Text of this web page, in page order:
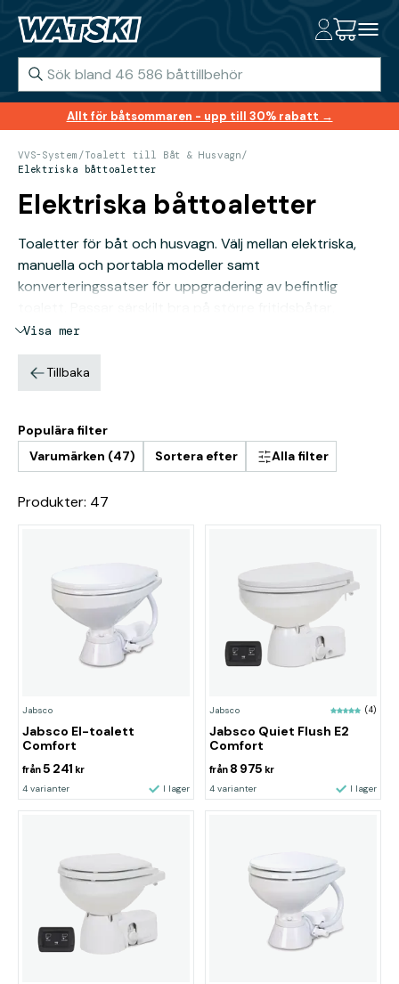
Allt för båtsommaren - upp till 30% rabatt →
VVS-System /Toalett till Båt & Husvagn/
Elektriska båttoaletter
Elektriska båttoaletter
Toaletter för båt och husvagn. Välj mellan elektriska,
manuella och portabla modeller samt
konverteringssatser för uppgradering av befintlig
segelbåtar och motorbåtar där det finns tillgång till 12V
eller 24V elsystem.
Läs vår guide om hur du installerar en elektrisk
båttoalett:Läs guiden här
Visa mer
Tillbaka
Populära filter
Varumärken (47)
Sortera efter Alla filter
Produkter: 47
Jabsco
Jabsco El-toalett
Comfort
från5 241 kr
4 varianter I lager
Jabsco (4)
Jabsco Quiet Flush E2
Comfort
från 8 975 kr
4 varianter I lager